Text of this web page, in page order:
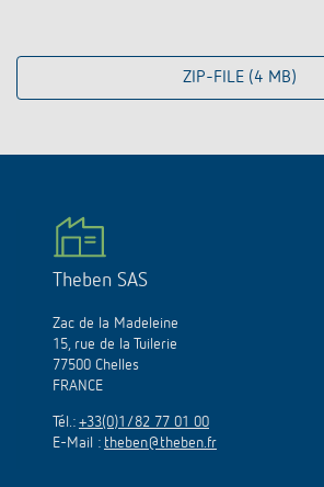
ZIP-FILE (4 MB)
Theben SAS
Zac de la Madeleine
15, rue de la Tuilerie
77500 Chelles
FRANCE
Tél.: +33(0)1/82 77 01 00
E-Mail : theben@theben.fr